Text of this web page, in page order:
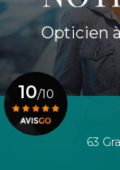
Opticien
63
10/10